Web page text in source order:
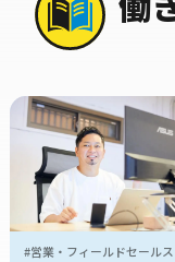
#営業・フィールドセールス